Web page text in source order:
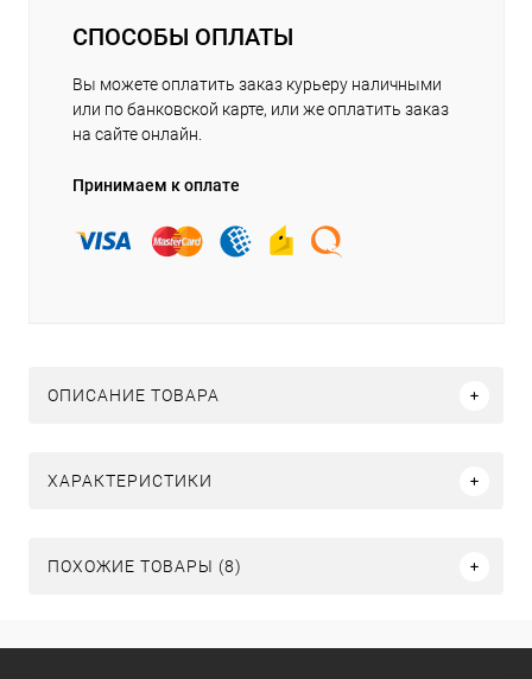
СПОСОБЫ ОПЛАТЫ
Вы можете оплатить заказ курьеру наличными
или по банковской карте, или же оплатить заказ
на сайте онлайн.
Принимаем к оплате
ОПИСАНИЕ ТОВАРА
ХАРАКТЕРИСТИКИ
ПОХОЖИЕ ТОВАРЫ (8)